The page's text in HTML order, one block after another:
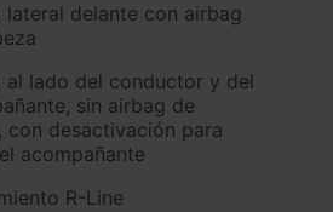
lateral delante con airbag
al lado del conductor y del
sin airbag de
con desactivación para
acompañante
R-Line